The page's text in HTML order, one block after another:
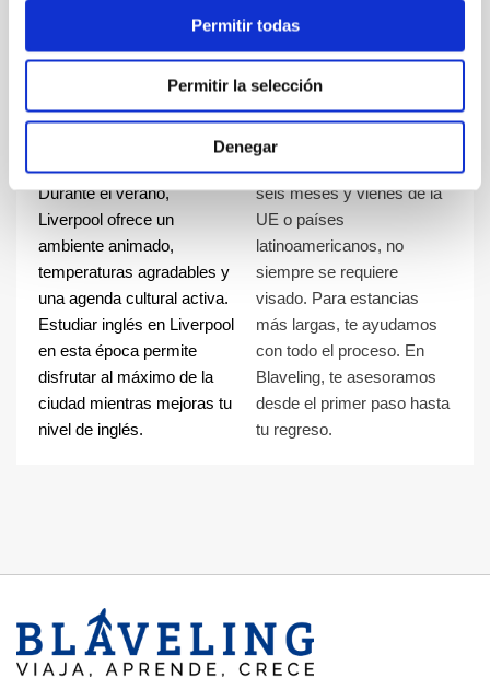
Permitir todas
Permitir la selección
Denegar
reales para practicar el
idioma.
¿Qué ventajas
tiene estudiar
inglés en Liverpool
durante el verano?
Durante el verano,
Liverpool ofrece un
ambiente animado,
temperaturas agradables y
una agenda cultural activa.
Estudiar inglés en Liverpool
en esta época permite
disfrutar al máximo de la
ciudad mientras mejoras tu
nivel de inglés.
ocultos.
¿Qué necesito
para estudiar
inglés en
Liverpool?
Si tu estancia es menor a
seis meses y vienes de la
UE o países
latinoamericanos, no
siempre se requiere
visado. Para estancias
más largas, te ayudamos
con todo el proceso. En
Blaveling, te asesoramos
desde el primer paso hasta
tu regreso.